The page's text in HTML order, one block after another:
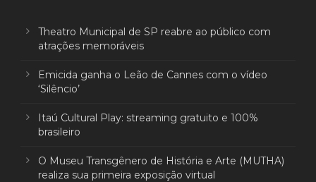
Theatro Municipal de SP reabre ao público com
atrações memoráveis
Emicida ganha o Leão de Cannes com o vídeo
‘Silêncio’
Itaú Cultural Play: streaming gratuito e 100%
brasileiro
O Museu Transgênero de História e Arte (MUTHA)
realiza sua primeira exposição virtual